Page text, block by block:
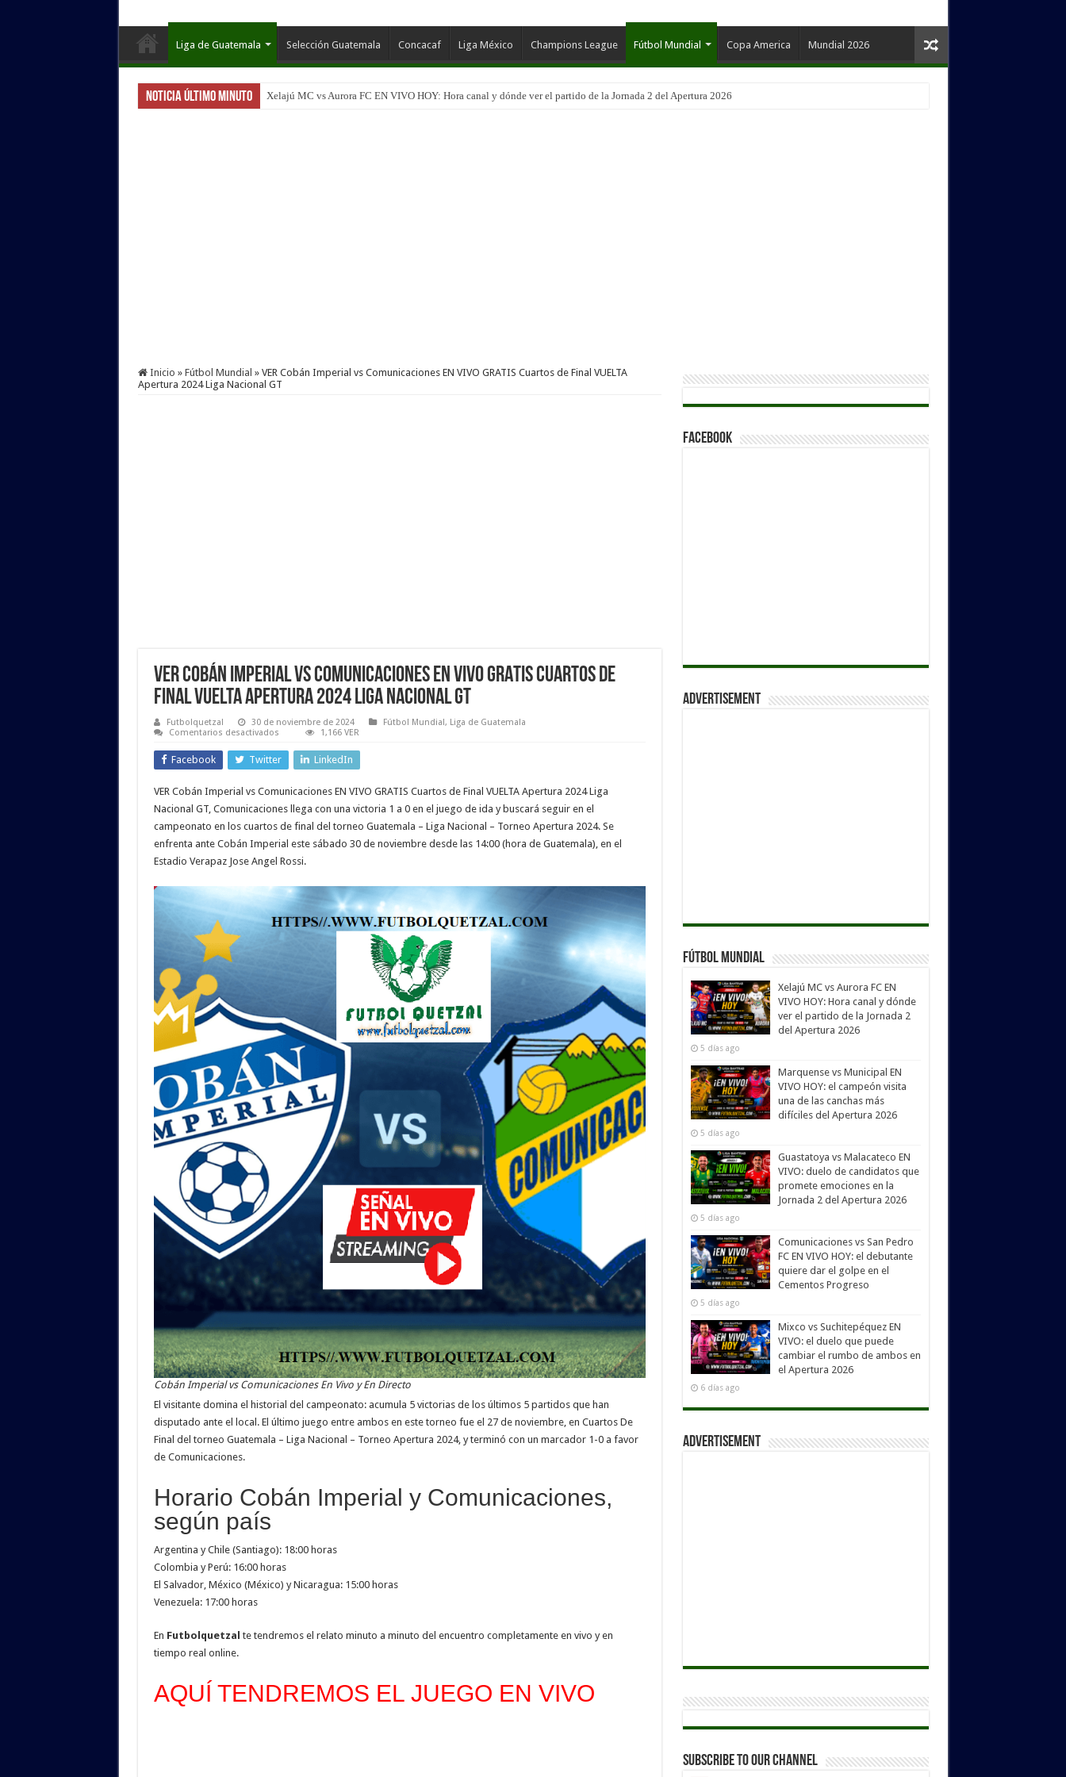
Liga de Guatemala Selección Guatemala Concacaf Liga México Champions League Fútbol Mundial Copa America Mundial 2026
Noticia Último Minuto Xelajú MC vs Aurora FC EN VIVO HOY: Hora canal y dónde ver el partido de la Jornada 2 del Apertura 2026
Marquense vs Municipal EN VIVO HOY: el campeón visita una de las canchas más difíciles del Apertura 2026
Inicio » Fútbol Mundial » VER Cobán Imperial vs Comunicaciones EN VIVO GRATIS Cuartos de Final VUELTA
Apertura 2024 Liga Nacional GT
VER Cobán Imperial vs Comunicaciones EN VIVO GRATIS Cuartos de
Final VUELTA Apertura 2024 Liga Nacional GT
Futbolquetzal 30 de noviembre de 2024 Fútbol Mundial, Liga de Guatemala
Comentarios desactivadosen
Cobán
Imperial
vs
EN
VIVO
GRATIS
Cuartos
Final
VUELTA
Apertura
Liga
Nacional
1,166 VER
Facebook Twitter LinkedIn
VER Cobán Imperial vs Comunicaciones EN VIVO GRATIS Cuartos de Final VUELTA Apertura 2024 Liga
Nacional GT, Comunicaciones llega con una victoria 1 a 0 en el juego de ida y buscará seguir en el
campeonato en los cuartos de final del torneo Guatemala – Liga Nacional – Torneo Apertura 2024. Se
enfrenta ante Cobán Imperial este sábado 30 de noviembre desde las 14:00 (hora de Guatemala), en el
Estadio Verapaz Jose Angel Rossi.
Cobán Imperial vs Comunicaciones En Vivo y En Directo
El visitante domina el historial del campeonato: acumula 5 victorias de los últimos 5 partidos que han
disputado ante el local. El último juego entre ambos en este torneo fue el 27 de noviembre, en Cuartos De
Final del torneo Guatemala – Liga Nacional – Torneo Apertura 2024, y terminó con un marcador 1-0 a favor
de Comunicaciones.
Horario Cobán Imperial y Comunicaciones,
según país
Argentina y Chile (Santiago): 18:00 horas
Colombia y Perú: 16:00 horas
El Salvador, México (México) y Nicaragua: 15:00 horas
Venezuela: 17:00 horas
En Futbolquetzal te tendremos el relato minuto a minuto del encuentro completamente en vivo y en
tiempo real online.
AQUÍ TENDREMOS EL JUEGO EN VIVO
Facebook
Advertisement
Fútbol Mundial
Xelajú MC vs Aurora FC EN
VIVO HOY: Hora canal y dónde
ver el partido de la Jornada 2
del Apertura 2026
5 días ago
Marquense vs Municipal EN
VIVO HOY: el campeón visita
una de las canchas más
difíciles del Apertura 2026
5 días ago
Guastatoya vs Malacateco EN
VIVO: duelo de candidatos que
promete emociones en la
Jornada 2 del Apertura 2026
5 días ago
Comunicaciones vs San Pedro
FC EN VIVO HOY: el debutante
quiere dar el golpe en el
Cementos Progreso
5 días ago
Mixco vs Suchitepéquez EN
VIVO: el duelo que puede
cambiar el rumbo de ambos en
el Apertura 2026
6 días ago
Advertisement
Subscribe to our Channel